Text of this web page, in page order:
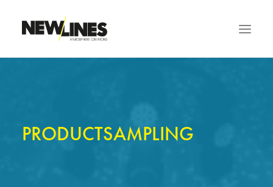
HOME
REALISATIES
PRODUCTSAMPLING